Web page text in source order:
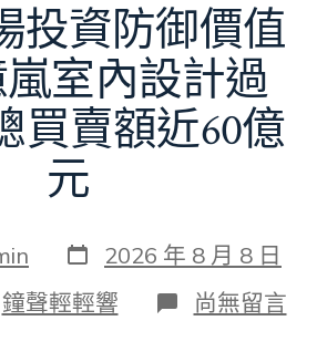
投資防御價值
室內設計過
買賣額近60億
元
發
表
日
期
2026 年 8 月 8 日
鐘聲輕輕響 在
〈當
尚無留言